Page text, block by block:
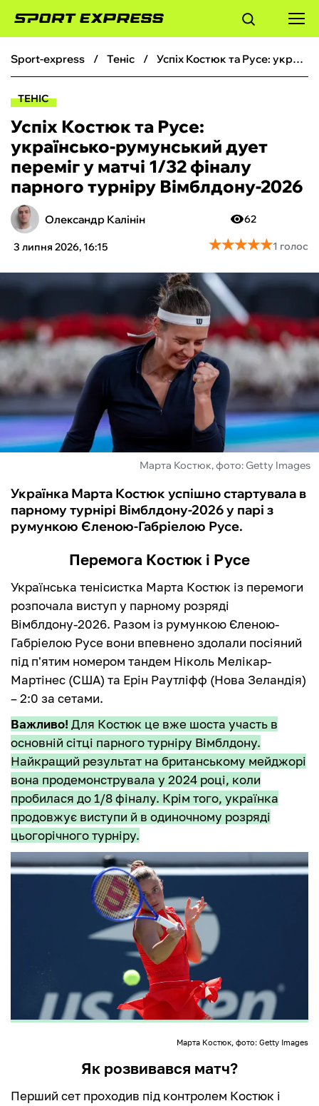
ФУТБОЛ
БОКС
ХОКЕЙ
ТЕНІС
КІБЕРСПОРТ
ФУТЗАЛ
ІНШІ
БУКМЕКЕРИ
sport-express теніс Успіх Костюк та Русе: українсько-румунський дует переміг у матчі 1/32 фіналу парного турніру Вімблдону-2026
ТЕНІС
Успіх Костюк та Русе:
українсько-румунський дует
переміг у матчі 1/32 фіналу
парного турніру Вімблдону-2026
Олександр Калінін
3 липня 2026, 16:15
62
★★★★★
★★★★★1 голос
Марта Костюк, фото: Getty Images
Українка Марта Костюк успішно стартувала в
парному турнірі Вімблдону-2026 у парі з
румункою Єленою-Габріелою Русе.
Перемога Костюк і Русе
Українська тенісистка Марта Костюк із перемоги
розпочала виступ у парному розряді
Вімблдону-2026. Разом із румункою Єленою-
Габріелою Русе вони впевнено здолали посіяний
під п'ятим номером тандем Ніколь Мелікар-
Мартінес (США) та Ерін Раутліфф (Нова Зеландія)
– 2:0 за сетами.
Важливо! Для Костюк це вже шоста участь в
основній сітці парного турніру Вімблдону.
Найкращий результат на британському мейджорі
вона продемонструвала у 2024 році, коли
пробилася до 1/8 фіналу. Крім того, українка
продовжує виступи й в одиночному розряді
цьогорічного турніру.
Марта Костюк, фото: Getty Images
Як розвивався матч?
Перший сет проходив під контролем Костюк і